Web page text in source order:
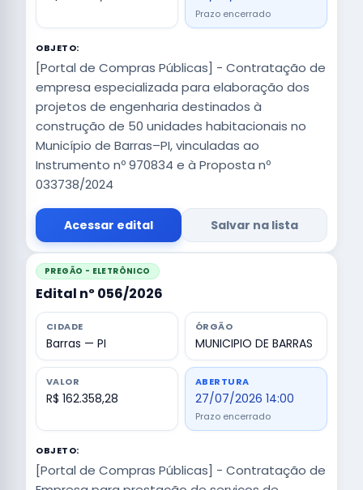
Prazo encerrado
OBJETO:
[Portal de Compras Públicas] - Contratação de
empresa especializada para elaboração dos
projetos de engenharia destinados à
construção de 50 unidades habitacionais no
Município de Barras–PI, vinculadas ao
Instrumento nº 970834 e à Proposta nº
033738/2024
Acessar edital Salvar na lista
PREGÃO - ELETRÔNICO
Edital nº 056/2026
CIDADE
Barras — PI
ÓRGÃO
MUNICIPIO DE BARRAS
VALOR
R$ 162.358,28
ABERTURA
27/07/2026 14:00
Prazo encerrado
OBJETO:
[Portal de Compras Públicas] - Contratação de